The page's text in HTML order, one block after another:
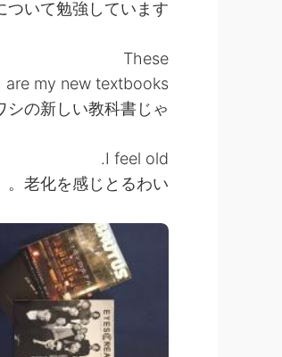
ついて勉強しています
These
are my new textbooks
シの新しい教科書じゃ。
I feel old.
老化を感じとるわい。